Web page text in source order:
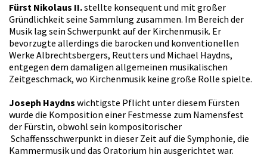
Fürst Nikolaus II.stellte konsequent und mit großer
Gründlichkeit seine Sammlung zusammen. Im Bereich der
Musik lag sein Schwerpunkt auf der Kirchenmusik. Er
bevorzugte allerdings die barocken und konventionellen
Werke Albrechtsbergers, Reutters und Michael Haydns,
entgegen dem damaligen allgemeinen musikalischen
Zeitgeschmack, wo Kirchenmusik keine große Rolle spielte.
Joseph Haydns wichtigste Pflicht unter diesem Fürsten
wurde die Komposition einer Festmesse zum Namensfest
der Fürstin, obwohl sein kompositorischer
Schaffensschwerpunkt in dieser Zeit auf die Symphonie, die
Kammermusik und das Oratorium hin ausgerichtet war.